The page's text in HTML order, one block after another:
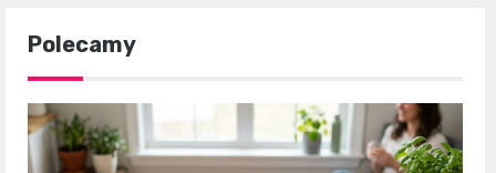
Polecamy